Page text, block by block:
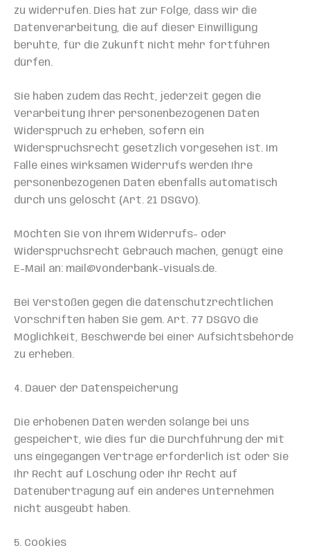
zu widerrufen. Dies hat zur Folge, dass wir die
Datenverarbeitung, die auf dieser Einwilligung
beruhte, für die Zukunft nicht mehr fortführen
dürfen.
Sie haben zudem das Recht, jederzeit gegen die
Verarbeitung Ihrer personenbezogenen Daten
Widerspruch zu erheben, sofern ein
Widerspruchsrecht gesetzlich vorgesehen ist. Im
Falle eines wirksamen Widerrufs werden Ihre
personenbezogenen Daten ebenfalls automatisch
durch uns gelöscht (Art. 21 DSGVO).
Möchten Sie von Ihrem Widerrufs- oder
Widerspruchsrecht Gebrauch machen, genügt eine
E-Mail an: mail@vonderbank-visuals.de.
Bei Verstößen gegen die datenschutzrechtlichen
Vorschriften haben Sie gem. Art. 77 DSGVO die
Möglichkeit, Beschwerde bei einer Aufsichtsbehörde
zu erheben.
4. Dauer der Datenspeicherung
Die erhobenen Daten werden solange bei uns
gespeichert, wie dies für die Durchführung der mit
uns eingegangen Verträge erforderlich ist oder Sie
Ihr Recht auf Löschung oder Ihr Recht auf
Datenübertragung auf ein anderes Unternehmen
nicht ausgeübt haben.
5. Cookies